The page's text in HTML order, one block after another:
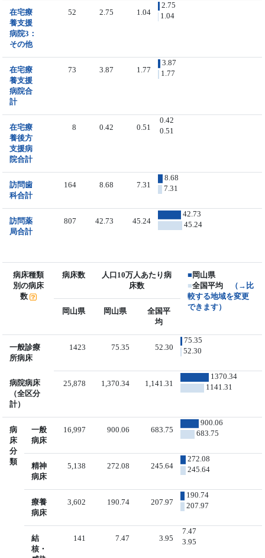
在宅療
養支援
病院3：
その他
52 2.75 1.04
2.75
1.04
在宅療
養支援
病院合
計
73 3.87 1.77
3.87
1.77
在宅療
養後方
支援病
院合計
8 0.42 0.51
0.42
0.51
訪問歯
科合計
164 8.68 7.31
8.68
7.31
訪問薬
局合計
807 42.73 45.24
42.73
45.24
病床種類
別の病床
数
病床数
人口10万人あたり病
床数
■ 岡山県
■全国平均
（→比
較する地域を変更
できます）
岡山県 岡山県
全国平
均
一般診療
所病床
1423 75.35 52.30
75.35
52.30
病院病床
（全区分
計）
25,878 1,370.34 1,141.31
1370.34
1141.31
病
床
分
類
一般
病床
16,997 900.06 683.75
900.06
683.75
精神
病床
5,138 272.08 245.64
272.08
245.64
療養
病床
3,602 190.74 207.97
190.74
207.97
結
核・
141 7.47 3.95
7.47
3.95